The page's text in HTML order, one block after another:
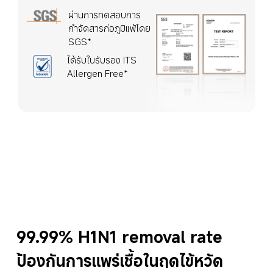
ผ่านการทดสอบการ
กำจัดสารก่อภูมิแพ้โดย
SGS*
ได้รับใบรับรอง ITS
Allergen Free*
99.99% H1N1 removal rate
ป้องกันการแพร่เชื้อในฤดูไข้หวัด